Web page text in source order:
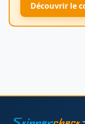
Découvrir le